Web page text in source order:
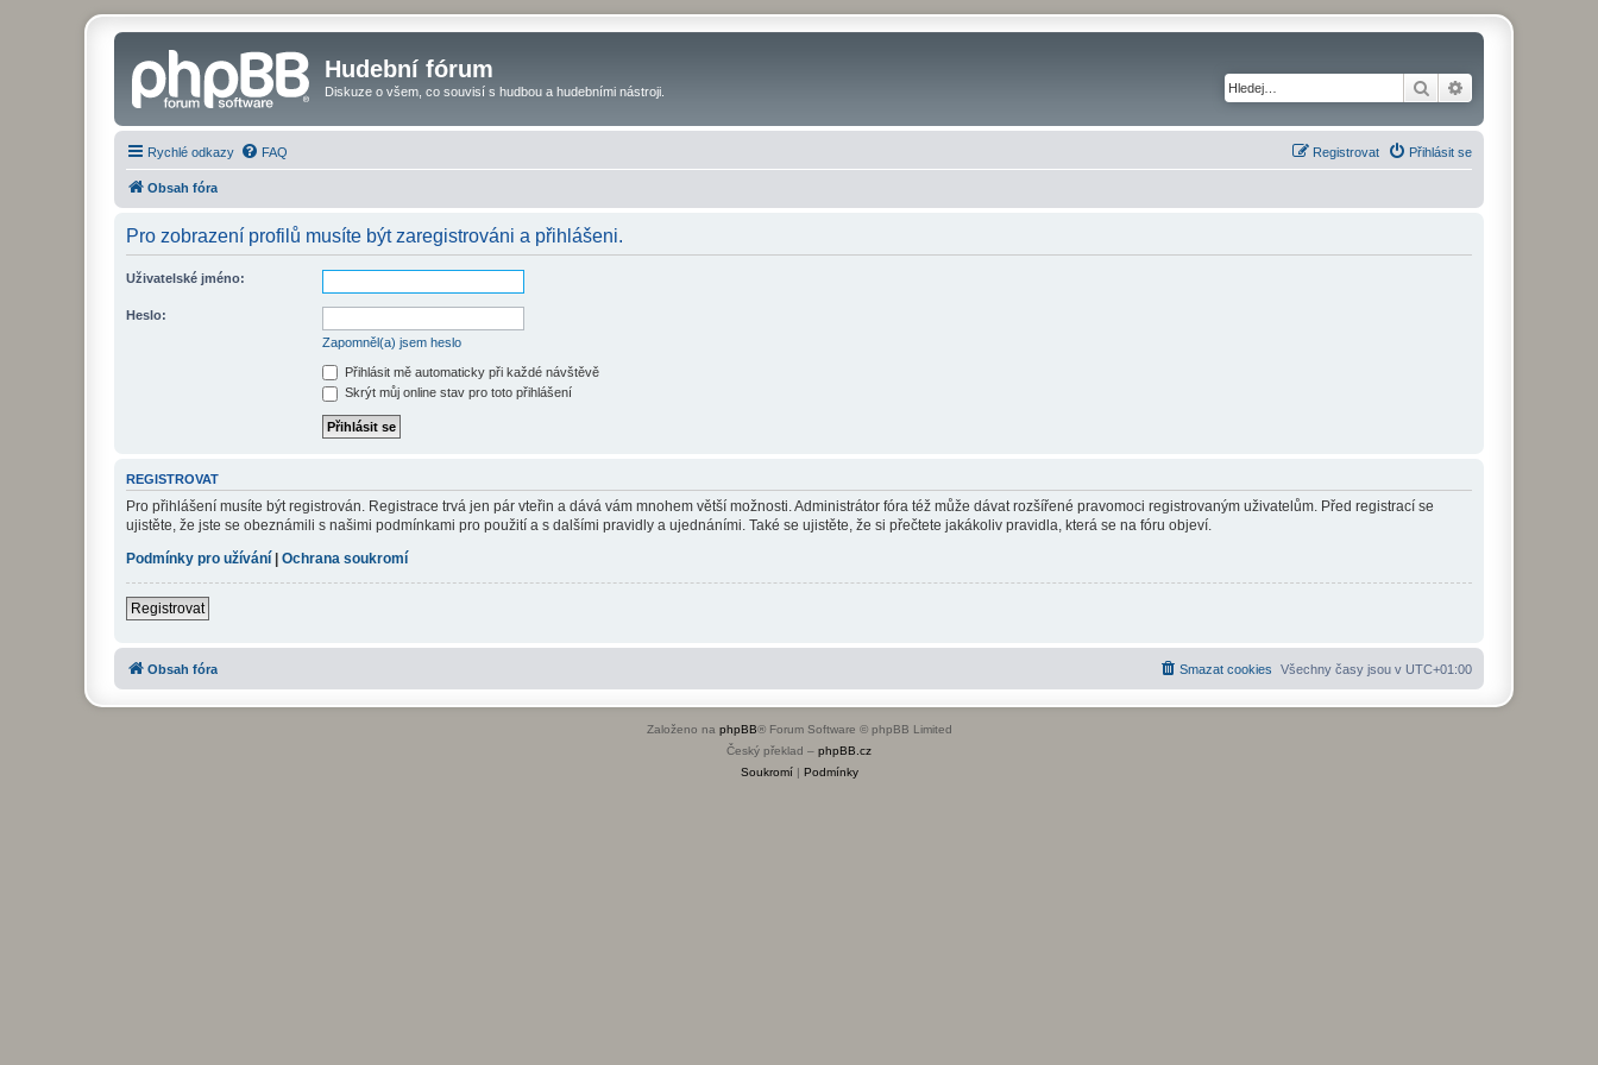
Hudební fórum
Diskuze o všem, co souvisí s hudbou a hudebními nástroji. Hledat
Rychlé odkazy FAQ Přihlásit se
Registrovat
Obsah fóra
Pro zobrazení profilů musíte být zaregistrováni a přihlášeni.
Uživatelské jméno:
Heslo:
Zapomněl(a) jsem heslo
Přihlásit mě automaticky při každé návštěvě
Skrýt můj online stav pro toto přihlášení
REGISTROVAT
Pro přihlášení musíte být registrován. Registrace trvá jen pár vteřin a dává vám mnohem větší možnosti. Administrátor fóra též může dávat rozšířené pravomoci registrovaným uživatelům. Před registrací se
ujistěte, že jste se obeznámili s našimi podmínkami pro použití a s dalšími pravidly a ujednáními. Také se ujistěte, že si přečtete jakákoliv pravidla, která se na fóru objeví.
Podmínky pro užívání
Ochrana soukromí
Registrovat
Obsah fóra Všechny časy jsou v UTC+01:00
Smazat cookies
Založeno na phpBB® Forum Software © phpBB Limited
Český překlad – phpBB.cz
Soukromí| Podmínky